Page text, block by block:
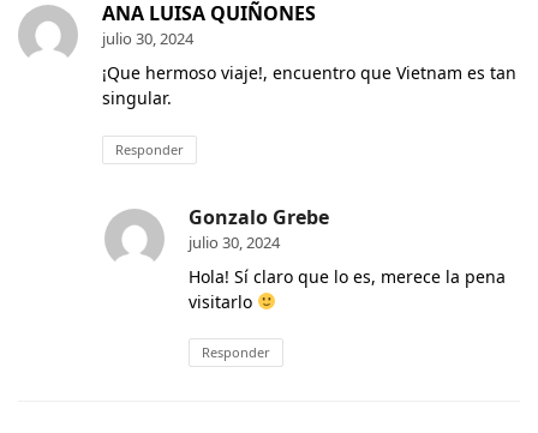
ANA LUISA QUIÑONES
julio 30, 2024
¡Que hermoso viaje!, encuentro que Vietnam es tan
singular.
Responder
Gonzalo Grebe
julio 30, 2024
Hola! Sí claro que lo es, merece la pena
visitarlo
Responder